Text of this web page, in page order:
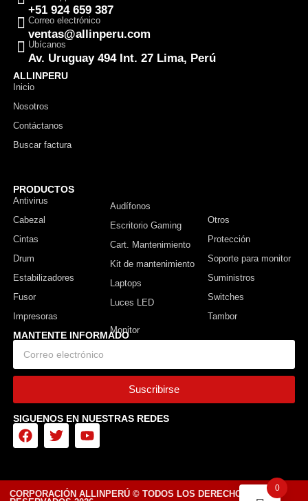
+51 924 659 387
Correo electrónico
ventas@allinperu.com
Ubícanos
Av. Uruguay 494 Int. 27 Lima, Perú
ALLINPERU
Inicio
Nosotros
Contáctanos
Buscar factura
PRODUCTOS
Antivirus
Cabezal
Cintas
Drum
Estabilizadores
Fusor
Impresoras
Audífonos
Escritorio Gaming
Cart. Mantenimiento
Kit de mantenimiento
Laptops
Luces LED
Otros
Protección
Soporte para monitor
Suministros
Switches
Tambor
MANTENTE INFORMADO
Suscribirse
SIGUENOS EN NUESTRAS REDES
CORPORACIÓN ALLINPERÚ © TODOS LOS DERECHOS
0